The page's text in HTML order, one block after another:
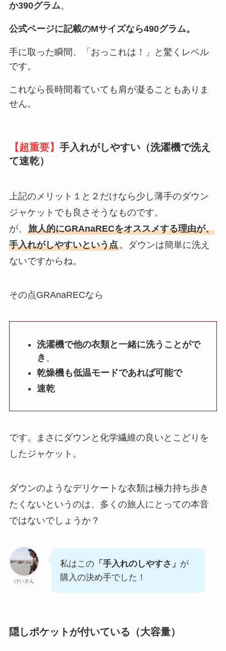
か390グラム。
公式ページに記載のMサイズなら490グラム。
手に取った瞬間、「おっこれは！」と驚くレベル
です。
これなら長時間着ていても肩が凝ることもありま
せん。
【超重要】 手入れがしやすい（洗濯機で洗え
て速乾）
上記のメリット１と２だけなら少し薄手のダウン
ジャケットでも良さそうなものです。
が、 旅人的にGRAnaRECをオススメする理由が、
手入れがしやすいという点。ダウンは簡単に洗え
ないですからね。
その点GRAnaRECなら
洗濯機で他の衣類と一緒に洗うことがで
き 、
乾燥機も低温モードであれば可能で
速乾
です。まさにダウンと化学繊維の良いとこどりを
したジャケット。
ダウンのようなデリケートな衣類は極力持ち歩き
たくないというのは、多くの旅人にとっての本音
ではないでしょうか？
けいさん
私はこの「手入れのしやすさ」 が
購入の決め手でした！
隠しポケットが付いている（大容量）